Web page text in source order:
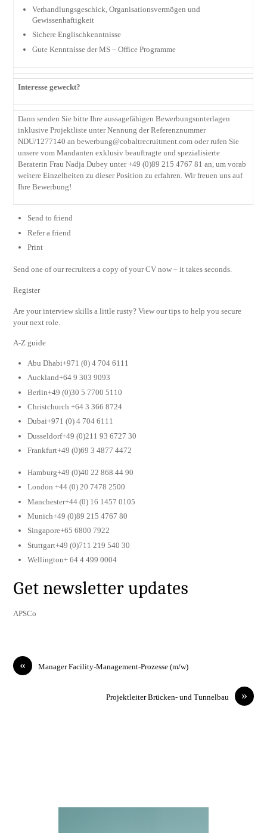
Verhandlungsgeschick, Organisationsvermögen und
Gewissenhaftigkeit
Sichere Englischkenntnisse
Gute Kenntnisse der MS – Office Programme
Interesse geweckt?
Dann senden Sie bitte Ihre aussagefähigen Bewerbungsunterlagen
inklusive Projektliste unter Nennung der Referenznummer
NDU/1277140 anbewerbung@cobaltrecruitment.com oder rufen Sie
unsere vom Mandanten exklusiv beauftragte und spezialisierte
Beraterin Frau Nadja Dubey unter +49 (0)89 215 4767 81 an, um vorab
weitere Einzelheiten zu dieser Position zu erfahren. Wir freuen uns auf
Ihre Bewerbung!
Send to friend
Refer a friend
Print
Send one of our recruiters a copy of your CV now – it takes seconds.
Register
Are your interview skills a little rusty? View our tips to help you secure
your next role.
A-Z guide
Abu Dhabi+971 (0) 4 704 6111
Auckland+64 9 303 9093
Berlin+49 (0)30 5 7700 5110
Christchurch +64 3 366 8724
Dubai+971 (0) 4 704 6111
Dusseldorf+49 (0)211 93 6727 30
Frankfurt+49 (0)69 3 4877 4472
Hamburg+49 (0)40 22 868 44 90
London +44 (0) 20 7478 2500
Manchester+44 (0) 16 1457 0105
Munich+49 (0)89 215 4767 80
Singapore+65 6800 7922
Stuttgart+49 (0)711 219 540 30
Wellington+ 64 4 499 0004
Get newsletter updates
APSCo
« Manager Facility-Management-Prozesse (m/w)
»
Projektleiter Brücken- und Tunnelbau